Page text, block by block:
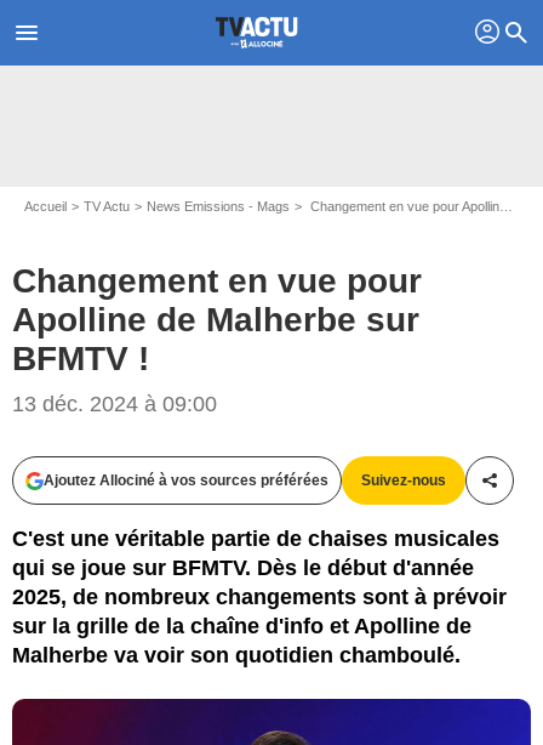
menu profil search
Accueil TV Actu News Emissions - Mags Changement en vue pour Apolline de Malherbe sur BFMTV !
Changement en vue pour
Apolline de Malherbe sur
BFMTV !
13 déc. 2024 à 09:00
Ajoutez Allociné à vos sources préférées Suivez-nous
C'est une véritable partie de chaises musicales
qui se joue sur BFMTV. Dès le début d'année
2025, de nombreux changements sont à prévoir
sur la grille de la chaîne d'info et Apolline de
Malherbe va voir son quotidien chamboulé.